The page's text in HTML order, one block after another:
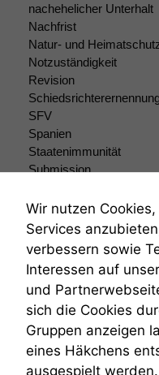
nachehelicher Unterhalt
Nachfrist
Natur- und
Notzuständigkeit
Revision
SFV
Spanien
Staatenimmunität
Submission
Teilungsklage
Venezuela
VRK
Zivilprozessordnung
ZPO
Zustellfiktion
Zuständigkeit
Öffentliches
Öffentlichkeitsprinzip
Wir nutzen
Services
verbessern sowie
Interessen auf
und
sich die Cookies
Gruppen anzeigen
eines Häkchens
ausgespielt